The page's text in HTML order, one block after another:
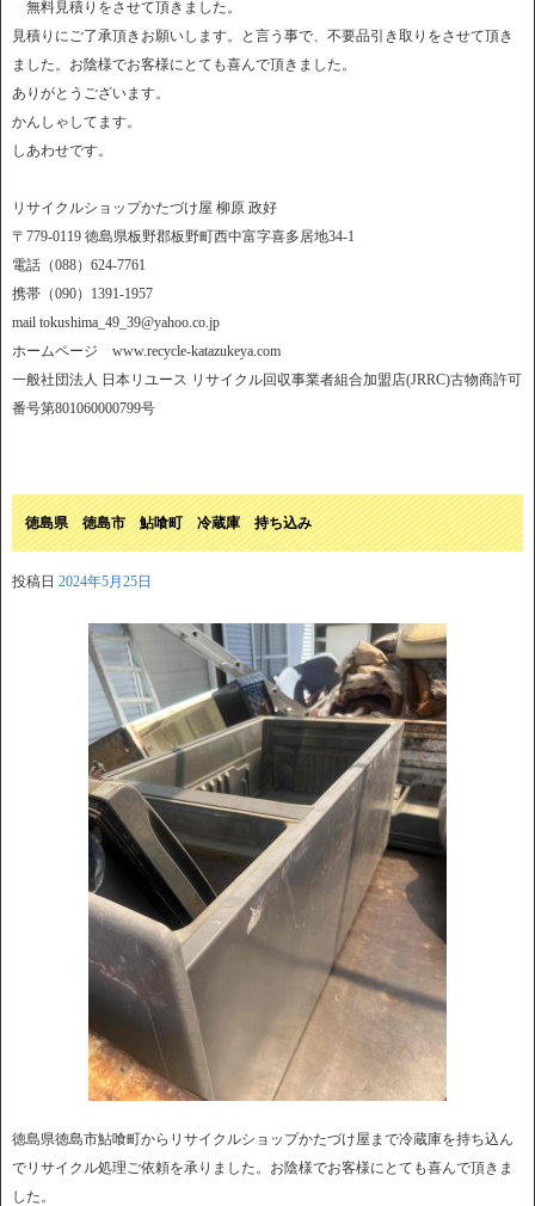
無料見積りをさせて頂きました。
見積りにご了承頂きお願いします。と言う事で、不要品引き取りをさせて頂き
ました。お陰様でお客様にとても喜んで頂きました。
ありがとうございます。
かんしゃしてます。
しあわせです。
リサイクルショップかたづけ屋 柳原 政好
〒779-0119 徳島県板野郡板野町西中富字喜多居地34-1
電話（088）624-7761
携帯（090）1391-1957
mail tokushima_49_39@yahoo.co.jp
ホームページ www.recycle-katazukeya.com
一般社団法人 日本リユース リサイクル回収事業者組合加盟店(JRRC)古物商許可
番号第801060000799号
徳島県 徳島市 鮎喰町 冷蔵庫 持ち込み
投稿日 2024年5月25日
徳島県徳島市鮎喰町からリサイクルショップかたづけ屋まで冷蔵庫を持ち込ん
でリサイクル処理ご依頼を承りました。お陰様でお客様にとても喜んで頂きま
した。